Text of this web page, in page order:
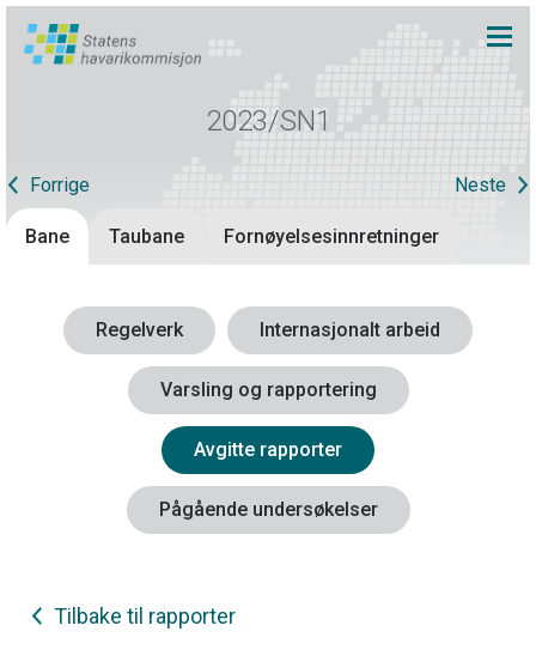
2023/SN1
Forrige Neste
Bane Taubane Fornøyelsesinnretninger
Regelverk Internasjonalt arbeid
Varsling og rapportering
Avgitte rapporter
Pågående undersøkelser
Tilbake til rapporter